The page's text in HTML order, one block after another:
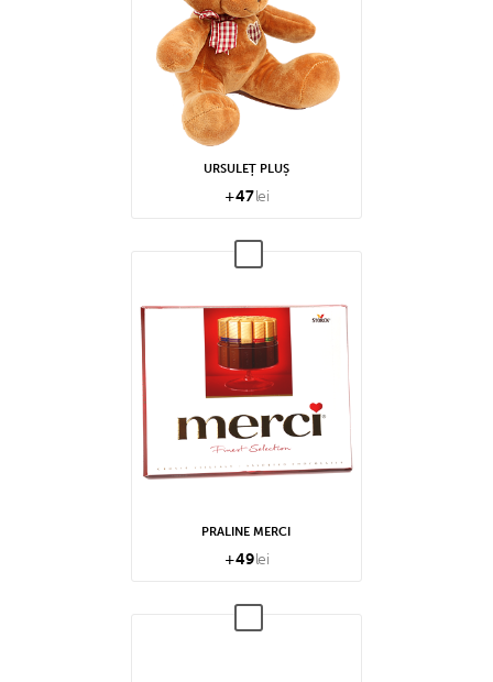
URSULEȚ PLUȘ
+47lei
PRALINE MERCI
+49lei